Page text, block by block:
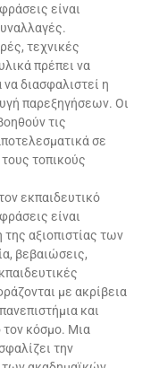
είναι
τεχνικές
πρέπει να
διασφαλιστεί η
παρεξηγήσεων. Οι
τις
σε
τοπικούς
εκπαιδευτικό
είναι
της αξιοπιστίας των
βεβαιώσεις,
με ακρίβεια
και
τον κόσμο. Μια
την